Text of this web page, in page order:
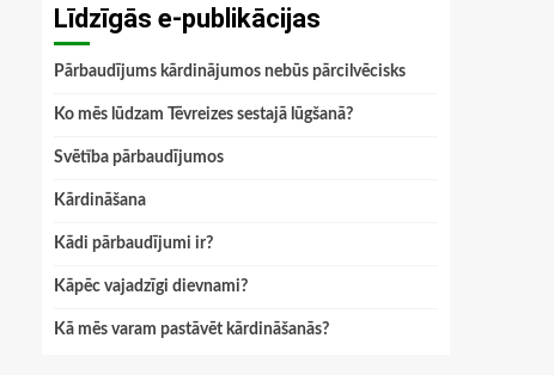
Līdzīgās e-publikācijas
Pārbaudījums kārdinājumos nebūs pārcilvēcisks
Ko mēs lūdzam Tēvreizes sestajā lūgšanā?
Svētība pārbaudījumos
Kārdināšana
Kādi pārbaudījumi ir?
Kāpēc vajadzīgi dievnami?
Kā mēs varam pastāvēt kārdināšanās?